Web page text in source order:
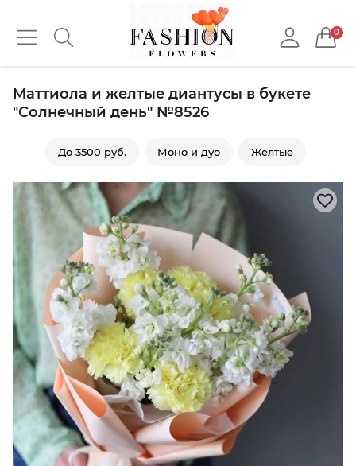
0
Маттиола и желтые диантусы в букете
"Солнечный день" №8526
До 3500 руб. Моно и дуо Желтые